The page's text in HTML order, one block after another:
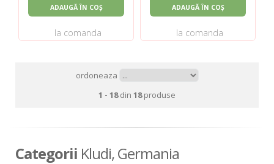
ADAUGĂ ÎN COȘ
la comanda
ADAUGĂ ÎN COȘ
la comanda
ordoneaza
1 - 18din 18produse
Categorii Kludi, Germania